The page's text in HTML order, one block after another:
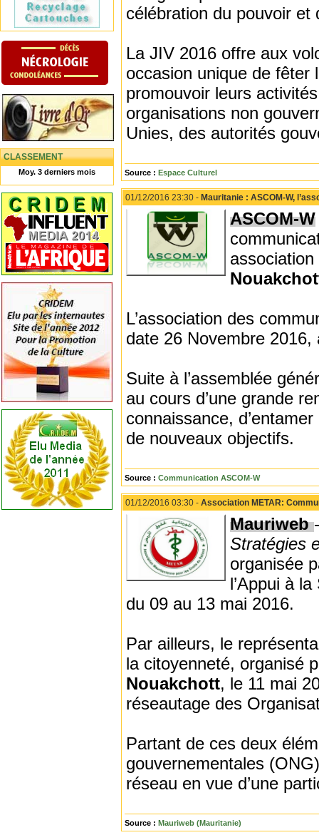
CLASSEMENT
Moy. 3 derniers mois
célébration du pouvoir et
La JIV 2016 offre aux
occasion unique de fêter
promouvoir leurs
organisations non
Unies, des autorités
Source : Espace Culturel
01/12/2016 23:30 - Mauritanie : ASCOM-W,
ASCOM-W
L’association des
date 26 Novembre
Suite à l’assemblée
au cours d’une grande
connaissance,
de nouveaux objectifs.
Source : Communication ASCOM-W
01/12/2016 03:30 - Association METAR:
Mauriweb
Stratégies
organisée
l’Appui à
du 09 au 13 mai 2016.
Par ailleurs, le
la citoyenneté, organisé
Nouakchott, le 11 mai
réseautage des
Partant de ces deux
gouvernementales
réseau en vue d’une
Source : Mauriweb (Mauritanie)